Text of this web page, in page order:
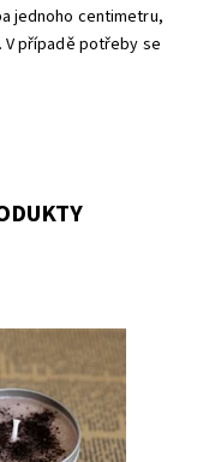
jednoho centimetru,
V případě potřeby se
minimálního
vykouzlilo teplé